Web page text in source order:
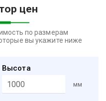
цен
по размерам
вы укажите ниже
Высота
мм